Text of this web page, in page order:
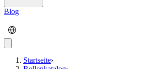
Blog
Startseite›